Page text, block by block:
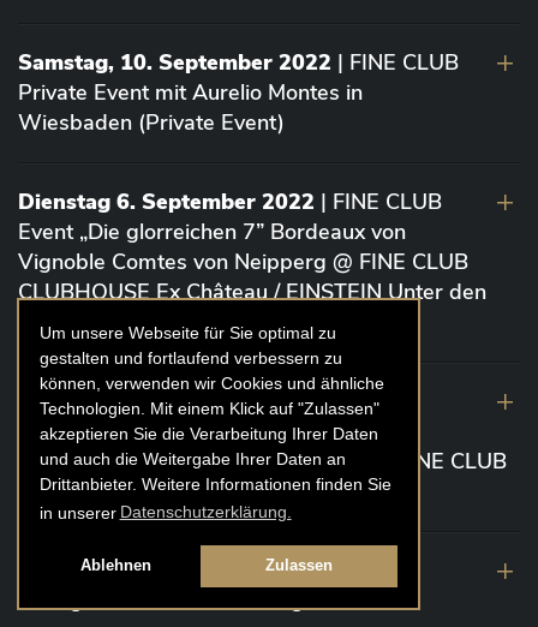
Um unsere Webseite für Sie optimal zu
gestalten und fortlaufend verbessern zu
können, verwenden wir Cookies und ähnliche
Technologien. Mit einem Klick auf "Zulassen"
akzeptieren Sie die Verarbeitung Ihrer Daten
und auch die Weitergabe Ihrer Daten an
Drittanbieter. Weitere Informationen finden Sie
in unserer Datenschutzerklärung.
Ablehnen Zulassen
Samstag, 10. September 2022 | FINE CLUB
Private Event mit Aurelio Montes in
Wiesbaden (Private Event)
Dienstag 6. September 2022 | FINE CLUB
Event „Die glorreichen 7” Bordeaux von
Vignoble Comtes von Neipperg @ FINE CLUB
CLUBHOUSE Ex Château / EINSTEIN Unter den
Linden (Berlin)
19. August 2022| FINE CLUB Academy
Caviar „Die glorreichen 7“ Riesling Große
Gewächse von der Mosel aus 2020 @ FINE CLUB
Clubhouse Prunier Cologne (Köln)
29. Juli 2022
| Weinbergwanderung
Weingüter Geheimrat J. Wegeler